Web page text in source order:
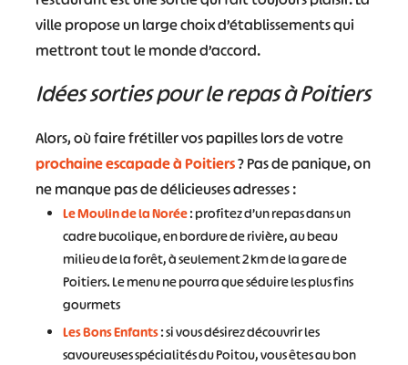
ville propose un large choix d’établissements qui
mettront tout le monde d’accord.
Idées sorties pour le repas à Poitiers
Alors, où faire frétiller vos papilles lors de votre
prochaine escapade à Poitiers? Pas de panique, on
ne manque pas de délicieuses adresses :
Le Moulin de la Norée: profitez d’un repas dans un
cadre bucolique, en bordure de rivière, au beau
milieu de la forêt, à seulement 2 km de la gare de
Poitiers. Le menu ne pourra que séduire les plus fins
gourmets
Les Bons Enfants: si vous désirez découvrir les
savoureuses spécialités du Poitou, vous êtes au bon